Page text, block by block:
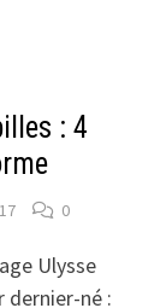
: 4
0
Ulysse
dernier-né :